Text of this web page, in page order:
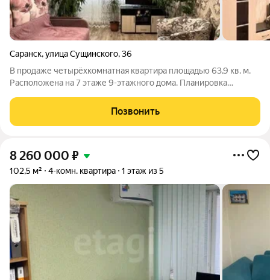
Саранск,улица Сущинского,36
В продаже четырёхкомнатная квартира площадью 63,9 кв. м.
Расположена на 7 этаже 9-этажного дома. Планировка
Квартира угловая, но очень теплая, стены утеплены в 2024
году. В квартире
Позвонить
8 260 000 ₽
102,5 м² 4-комн. квартира 1 этаж из 5